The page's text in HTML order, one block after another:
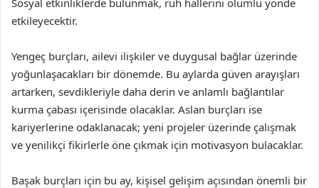
Sosyal etkinliklerde bulunmak, ruh hallerini olumlu yönde
etkileyecektir.
Yengeç burçları, ailevi ilişkiler ve duygusal bağlar üzerinde
yoğunlaşacakları bir dönemde. Bu aylarda güven arayışları
artarken, sevdikleriyle daha derin ve anlamlı bağlantılar
kurma çabası içerisinde olacaklar. Aslan burçları ise
kariyerlerine odaklanacak; yeni projeler üzerinde çalışmak
ve yenilikçi fikirlerle öne çıkmak için motivasyon bulacaklar.
Başak burçları için bu ay, kişisel gelişim açısından önemli bir